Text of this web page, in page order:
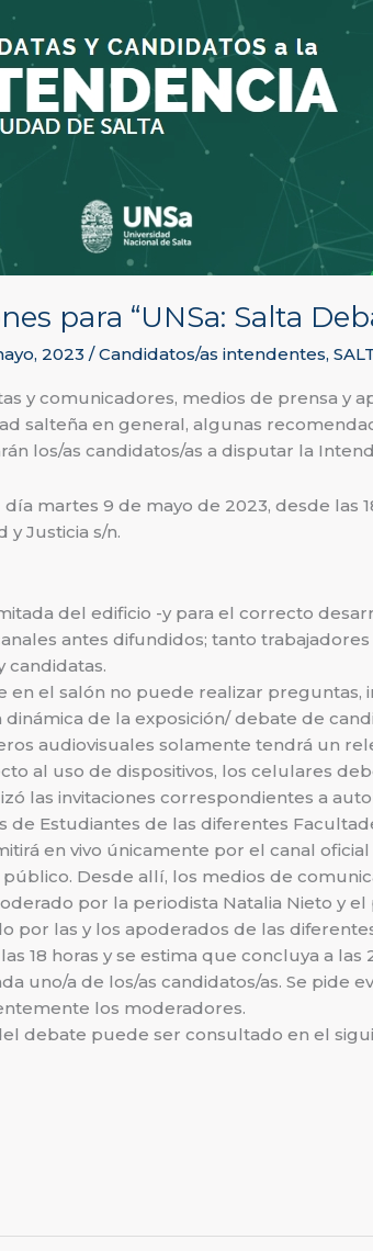
para “UNSa: Salta
2023 /Candidatos/as intendentes,
y comunicadores, medios de prensa y
salteña en general, algunas
los/as candidatos/as a disputar la
martes 9 de mayo de 2023, desde las
y Justicia s/n.
del edificio -y para el correcto
antes difundidos; tanto
candidatas.
en el salón no puede realizar preguntas,
dinámica de la exposición/ debate de
audiovisuales solamente tendrá un
al uso de dispositivos, los celulares
las invitaciones correspondientes a
de Estudiantes de las diferentes
en vivo únicamente por el canal
Desde allí, los medios de
por la periodista Natalia Nieto y
por las y los apoderados de las
18 horas y se estima que concluya a
uno/a de los/as candidatos/as. Se
los moderadores.
debate puede ser consultado en el